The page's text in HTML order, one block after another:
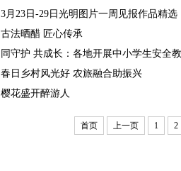
3月23日-29日光明图片一周见报作品精选
古法晒醋 匠心传承
同守护 共成长：各地开展中小学生安全
春日乡村风光好 农旅融合助振兴
樱花盛开醉游人
首页 上一页 1 2